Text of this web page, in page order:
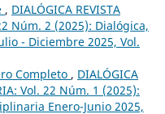
, DIALÓGICA REVISTA
Núm. 2 (2025): Dialógica,
- Diciembre 2025, Vol.
Completo , DIALÓGICA
Vol. 22 Núm. 1 (2025):
Enero-Junio 2025,